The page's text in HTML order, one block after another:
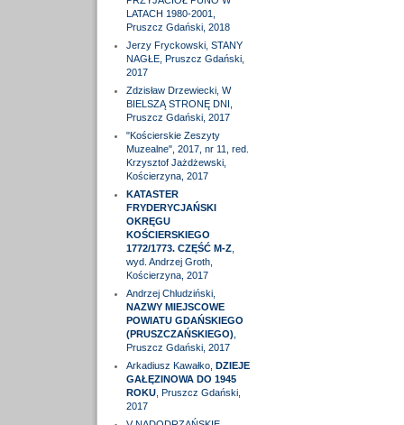
LATACH 1980-2001,
Pruszcz Gdański, 2018
Jerzy Fryckowski, STANY
NAGŁE, Pruszcz Gdański,
2017
Zdzisław Drzewiecki, W
BIELSZĄ STRONĘ DNI,
Pruszcz Gdański, 2017
"Kościerskie Zeszyty
Muzealne", 2017, nr 11, red.
Krzysztof Jażdżewski,
Kościerzyna, 2017
KATASTER
FRYDERYCJAŃSKI
OKRĘGU
KOŚCIERSKIEGO
1772/1773. CZĘŚĆ M-Z,
wyd. Andrzej Groth,
Kościerzyna, 2017
Andrzej Chludziński,
NAZWY MIEJSCOWE
POWIATU GDAŃSKIEGO
(PRUSZCZAŃSKIEGO)
Pruszcz Gdański, 2017
Arkadiusz Kawałko, DZIEJE
GAŁĘZINOWA DO 1945
ROKU, Pruszcz Gdański,
2017